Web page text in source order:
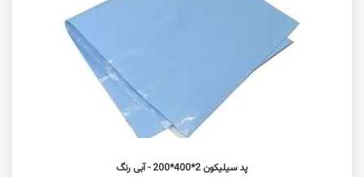
پد سیلیکون 2*400*200 - آبی رنگ